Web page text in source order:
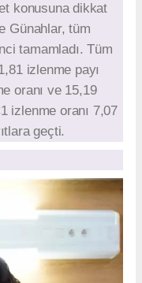
konusuna dikkat
Günahlar, tüm
tamamladı. Tüm
izlenme payı
oranı ve 15,19
izlenme oranı 7,07
geçti.